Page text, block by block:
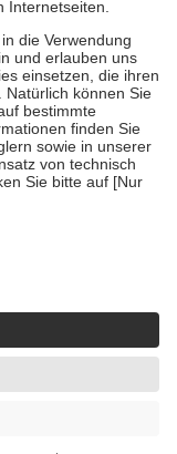
zu unterstützen,
18. Lebensjahr
die von der
echte Bewertungen
künstlicher